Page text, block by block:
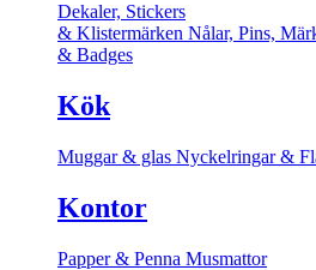
Dekaler, Stickers
& Klistermärken Nålar, Pins,
& Badges
Kök
Muggar & glas Nyckelringar &
Kontor
Papper & Penna Musmattor